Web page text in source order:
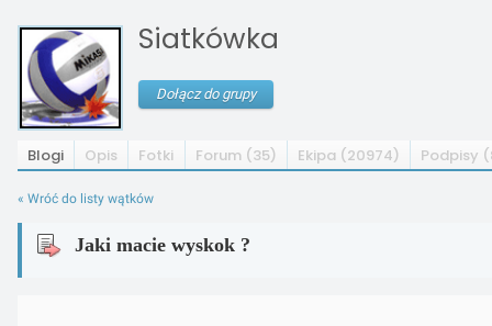
Siatkówka
Dołącz do grupy
Blogi Opis Fotki Forum (35) Ekipa (20974) Podpisy
« Wróć do listy wątków
Jaki macie wyskok ?